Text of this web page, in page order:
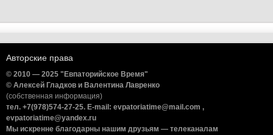
Авторские права
© 2010 — 2025 "Евпаторийское Время"
© Алексей Гладков и Валентина Лавренко
(собственная информация)
тел. +7(978)574-27-25. E-mail: evpatoriatime@mail.com ,
evpatoriatime@yandex.ru
Мы искренне благодарны нашим друзьям — телеканалам